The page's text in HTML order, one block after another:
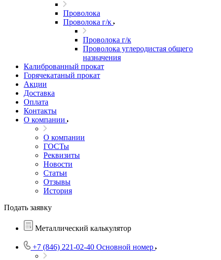
Проволока
Проволока г/к
Проволока г/к
Проволока углеродистая общего
назначения
Калиброванный прокат
Горячекатаный прокат
Акции
Доставка
Оплата
Контакты
О компании
О компании
ГОСТы
Реквизиты
Новости
Статьи
Отзывы
История
Подать заявку
Металлический калькулятор
+7 (846) 221-02-40 Основной номер